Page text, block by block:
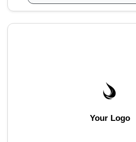
Your Logo